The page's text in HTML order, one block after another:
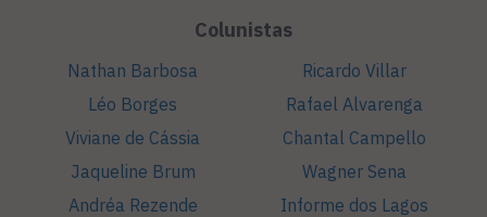
Colunistas
Nathan Barbosa
Léo Borges
Viviane de Cássia
Jaqueline Brum
Andréa Rezende
Ricardo Villar
Rafael Alvarenga
Chantal Campello
Wagner Sena
Informe dos Lagos